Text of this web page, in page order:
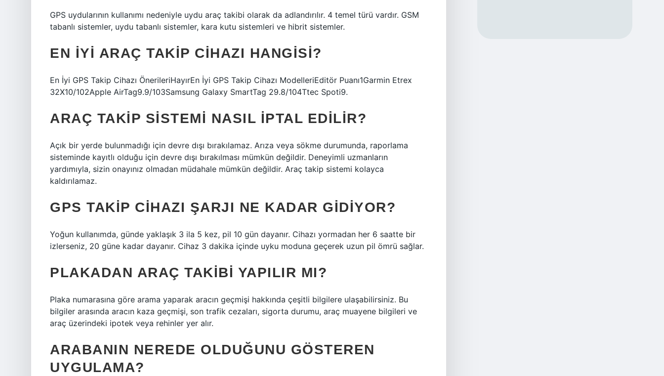
GPS uydularının kullanımı nedeniyle uydu araç takibi olarak da adlandırılır. 4 temel türü vardır. GSM
tabanlı sistemler, uydu tabanlı sistemler, kara kutu sistemleri ve hibrit sistemler.
EN IYI ARAÇ TAKIP CIHAZI HANGISI?
En İyi GPS Takip Cihazı ÖnerileriHayırEn İyi GPS Takip Cihazı ModelleriEditör Puanı1Garmin Etrex
32X10/102Apple AirTag9.9/103Samsung Galaxy SmartTag 29.8/104Ttec Spoti9.
ARAÇ TAKIP SISTEMI NASIL IPTAL EDILIR?
Açık bir yerde bulunmadığı için devre dışı bırakılamaz. Arıza veya sökme durumunda, raporlama
sisteminde kayıtlı olduğu için devre dışı bırakılması mümkün değildir. Deneyimli uzmanların
yardımıyla, sizin onayınız olmadan müdahale mümkün değildir. Araç takip sistemi kolayca
kaldırılamaz.
GPS TAKIP CIHAZI ŞARJI NE KADAR GIDIYOR?
Yoğun kullanımda, günde yaklaşık 3 ila 5 kez, pil 10 gün dayanır. Cihazı yormadan her 6 saatte bir
izlerseniz, 20 güne kadar dayanır. Cihaz 3 dakika içinde uyku moduna geçerek uzun pil ömrü sağlar.
PLAKADAN ARAÇ TAKIBI YAPILIR MI?
Plaka numarasına göre arama yaparak aracın geçmişi hakkında çeşitli bilgilere ulaşabilirsiniz. Bu
bilgiler arasında aracın kaza geçmişi, son trafik cezaları, sigorta durumu, araç muayene bilgileri ve
araç üzerindeki ipotek veya rehinler yer alır.
ARABANIN NEREDE OLDUĞUNU GÖSTEREN
UYGULAMA?